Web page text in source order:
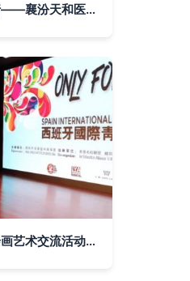
不忘初心担使命 深扎信念践实行——襄汾天和医院职工赴红色基地开展主题教育
西班牙国际青少年艺术节系列 绘画艺术交流活动组织与文化传播的深度融合